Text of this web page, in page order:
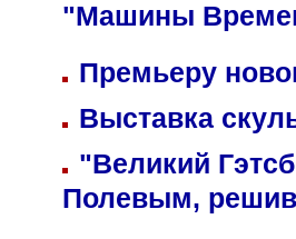
"Машины
Премьеру
Выставка
"Великий
Полевым,